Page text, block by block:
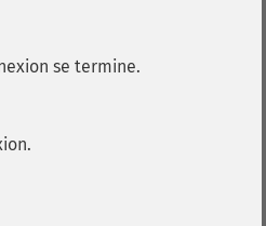
se termine.